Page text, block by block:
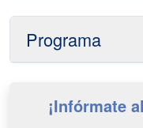
Programa
¡Infórmate